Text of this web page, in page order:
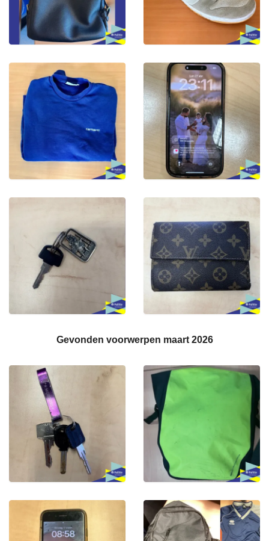
Gevonden voorwerpen maart 2026